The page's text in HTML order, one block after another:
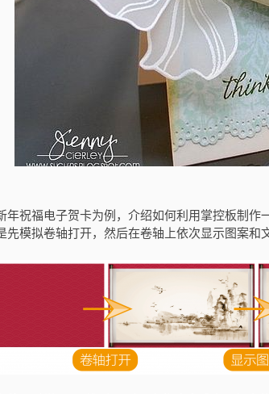
年祝福电子贺卡为例，介绍如何利用掌控板制
先模拟卷轴打开，然后在卷轴上依次显示图案和